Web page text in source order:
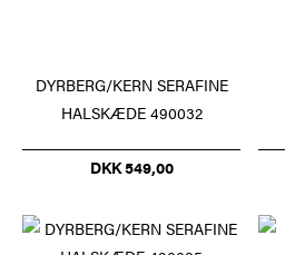
DYRBERG/KERN SERAFINE
HALSKÆDE 490032
DKK 549,00